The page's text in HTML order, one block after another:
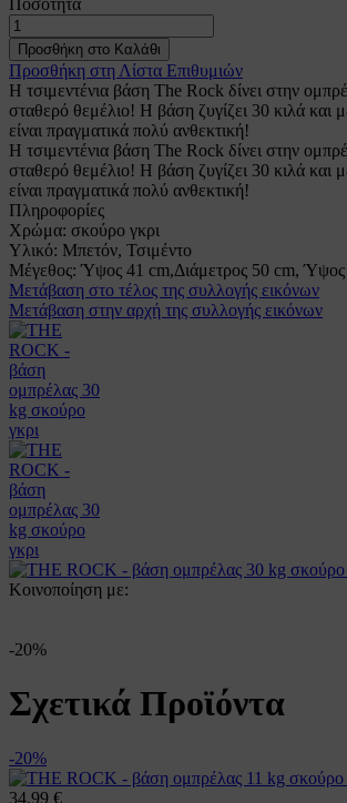
Προσθήκη στο Καλάθι
Προσθήκη στη Λίστα Επιθυμιών
Η τσιμεντένια βάση The Rock δίνει στην
σταθερό θεμέλιο! Η βάση ζυγίζει 30 κιλά και
είναι πραγματικά πολύ ανθεκτική!
Η τσιμεντένια βάση The Rock δίνει στην
σταθερό θεμέλιο! Η βάση ζυγίζει 30 κιλά και
είναι πραγματικά πολύ ανθεκτική!
Πληροφορίες
Χρώμα: σκούρο γκρι
Υλικό: Μπετόν, Τσιμέντο
Μέγεθος:Ύψος 41 cm,Διάμετρος 50 cm,
Μετάβαση στο τέλος της συλλογής εικόνων
Μετάβαση στην αρχή της συλλογής εικόνων
Κοινοποίηση με:
-20%
Σχετικά Προϊόντα
-20%
34,99 €